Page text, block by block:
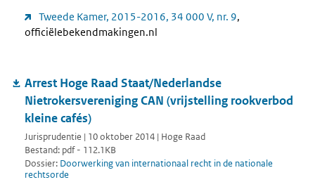
Tweede Kamer, 2015-2016, 34 000 V, nr. 9,
officiëlebekendmakingen.nl
Arrest Hoge Raad Staat/Nederlandse
Nietrokersvereniging CAN (vrijstelling rookverbod
kleine cafés)
Jurisprudentie | 10 oktober 2014 | Hoge Raad
Bestand: pdf - 112.1KB
Dossier: Doorwerking van internationaal recht in de nationale
rechtsorde